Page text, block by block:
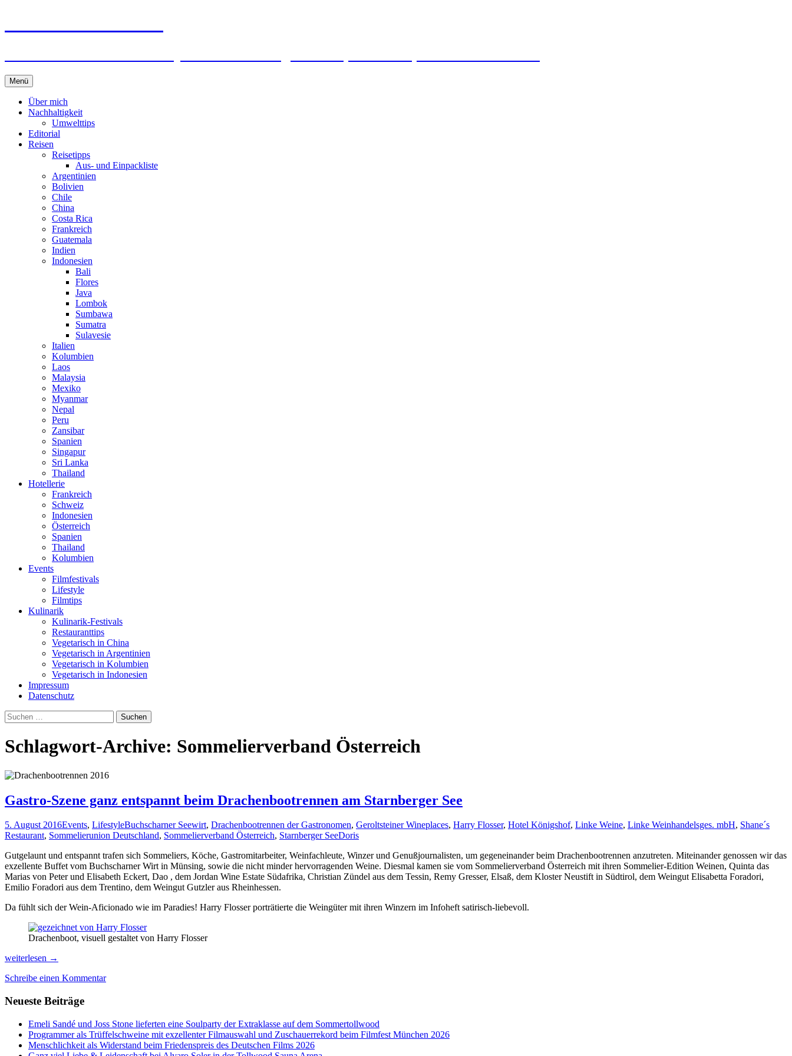
Menü Springe
zum
Inhalt
Über mich
Nachhaltigkeit
Umwelttips
Editorial
Reisen
Reisetipps
Aus- und Einpackliste
Argentinien
Bolivien
Chile
China
Costa Rica
Frankreich
Guatemala
Indien
Indonesien
Bali
Flores
Java
Lombok
Sumbawa
Sumatra
Sulavesie
Italien
Kolumbien
Laos
Malaysia
Mexiko
Myanmar
Nepal
Peru
Zansibar
Spanien
Singapur
Sri Lanka
Thailand
Hotellerie
Frankreich
Schweiz
Indonesien
Österreich
Spanien
Thailand
Kolumbien
Events
Filmfestivals
Lifestyle
Filmtips
Kulinarik
Kulinarik-Festivals
Restauranttips
Vegetarisch in China
Vegetarisch in Argentinien
Vegetarisch in Kolumbien
Vegetarisch in Indonesien
Impressum
Datenschutz
Suchen
nach:
Schlagwort-Archive: Sommelierverband Österreich
Gastro-Szene ganz entspannt beim Drachenbootrennen am Starnberger See
5. August 2016Events, LifestyleBuchscharner Seewirt, Drachenbootrennen der Gastronomen, Geroltsteiner Wineplaces, Harry Flosser, Hotel Königshof, Linke Weine, Linke Weinhandelsges. mbH, Shane´s
Restaurant, Sommelierunion Deutschland, Sommelierverband Österreich, Starnberger SeeDoris
Gutgelaunt und entspannt trafen sich Sommeliers, Köche, Gastromitarbeiter, Weinfachleute, Winzer und Genußjournalisten, um gegeneinander beim Drachenbootrennen anzutreten. Miteinander genossen wir das
exzellente Buffet vom Buchscharner Wirt in Münsing, sowie die nicht minder hervorragenden Weine. Diesmal kamen sie vom Sommelierverband Österreich mit ihren Sommelier-Edition Weinen, Quinta das
Marias von Peter und Elisabeth Eckert, Dao , dem Jordan Wine Estate Südafrika, Christian Zündel aus dem Tessin, Remy Gresser, Elsaß, dem Kloster Neustift in Südtirol, dem Weingut Elisabetta Foradori,
Emilio Foradori aus dem Trentino, dem Weingut Gutzler aus Rheinhessen.
Da fühlt sich der Wein-Aficionado wie im Paradies! Harry Flosser porträtierte die Weingüter mit ihren Winzern im Infoheft satirisch-liebevoll.
Drachenboot, visuell gestaltet von Harry Flosser
Gastro-
ganz
beim
Starnberger
weiterlesen →
Schreibe einen Kommentar
Neueste Beiträge
Emeli Sandé und Joss Stone lieferten eine Soulparty der Extraklasse auf dem Sommertollwood
Programmer als Trüffelschweine mit exzellenter Filmauswahl und Zuschauerrekord beim Filmfest München 2026
Menschlichkeit als Widerstand beim Friedenspreis des Deutschen Films 2026